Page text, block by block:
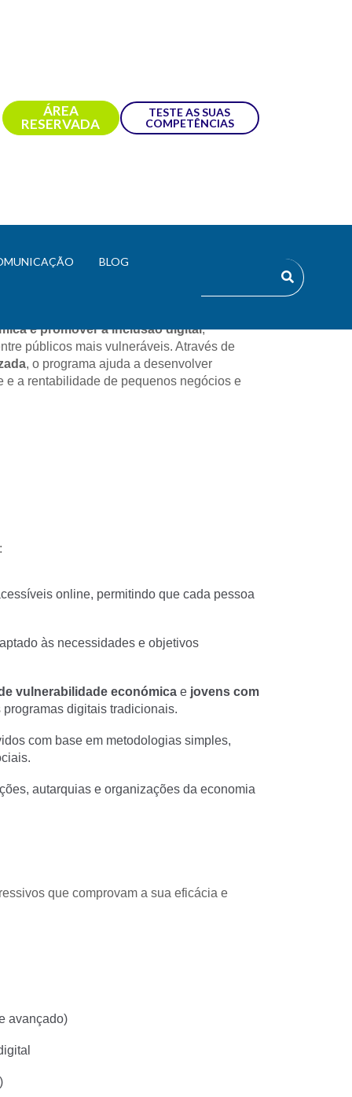
ÁREA
RESERVADA
TESTE AS SUAS
COMPETÊNCIAS
BLOG
e promover a inclusão digital,
, o programa ajuda a desenvolver
e a rentabilidade de pequenos negócios e
online, permitindo que cada pessoa
às necessidades e objetivos
vulnerabilidade económica e jovens com
digitais tradicionais.
com base em metodologias simples,
autarquias e organizações da economia
que comprovam a sua eficácia e
avançado)